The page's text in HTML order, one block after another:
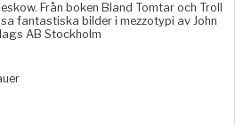
Från boken Bland Tomtar och Troll
fantastiska bilder i mezzotypi av John
AB Stockholm